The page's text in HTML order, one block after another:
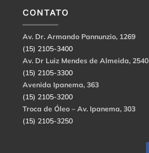
CONTATO
Av. Dr. Armando Pannunzio, 1269
(15) 2105-3400
Av. Dr Luiz Mendes de Almeida, 2540
(15) 2105-3300
Avenida Ipanema, 363
(15) 2105-3200
Troca de Óleo – Av. Ipanema, 303
(15) 2105-3250